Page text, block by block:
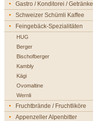
Gastro / Konditorei / Getränke
Schweizer Schümli Kaffee
Feingebäck-Spezialitäten
HUG
Berger
Bischofberger
Kambly
Kägi
Ovomaltine
Wernli
Fruchtbrände / Fruchtliköre
Appenzeller Alpenbitter